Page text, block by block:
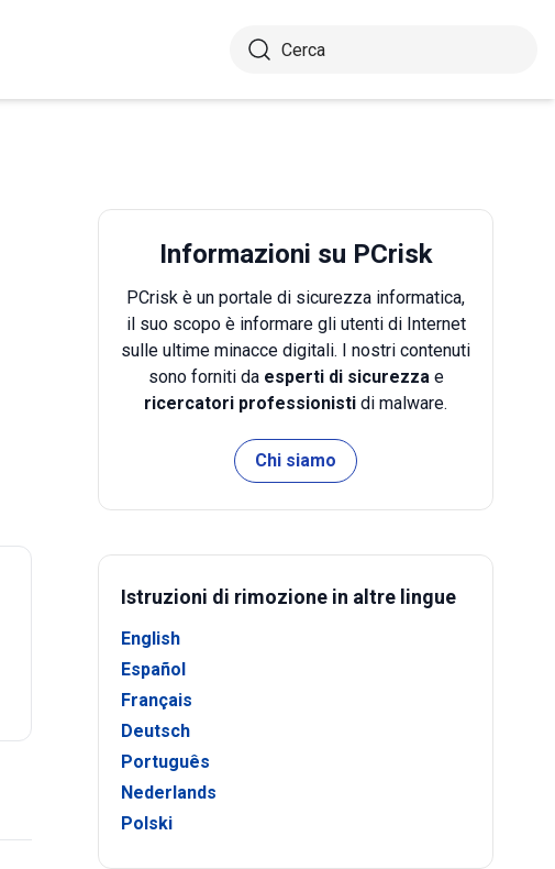
Informazioni su PCrisk
PCrisk è un portale di sicurezza informatica,
il suo scopo è informare gli utenti di Internet
sulle ultime minacce digitali. I nostri contenuti
sono forniti da esperti di sicurezzae
ricercatori professionisti di malware.
Chi siamo
Istruzioni di rimozione in altre lingue
English
Español
Français
Deutsch
Português
Nederlands
Polski